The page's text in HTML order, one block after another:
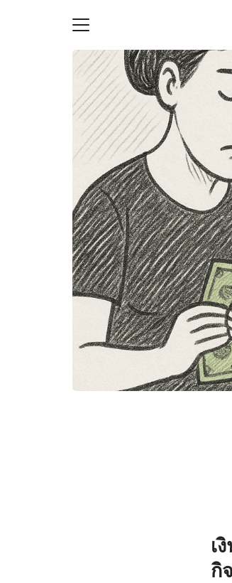
ยความเป็นส่วนตัว
ญชี (Accounting service)
ญชี (Accounting
เ
กิ